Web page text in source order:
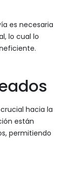
es necesaria
lo cual lo
hacia la
están
permitiendo